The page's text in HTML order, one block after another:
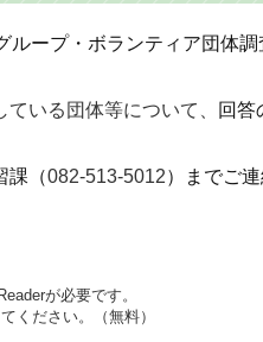
ループ・ボランティア団体調
いる団体等について、
回答
課（082-513-5012）までご
が必要です。
ください。（無料）